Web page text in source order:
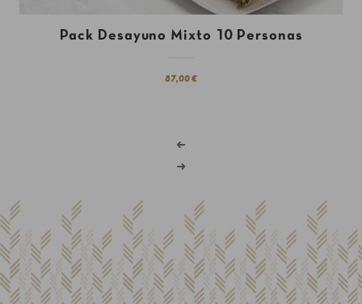
Pack Desayuno Mixto 10 Personas
87,00 €